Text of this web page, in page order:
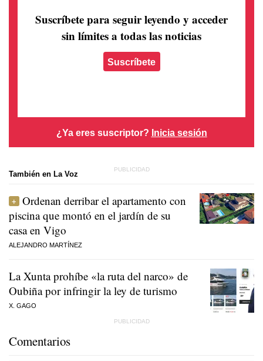
Suscríbete para seguir leyendo y acceder
sin límites a todas las noticias
Suscríbete
¿Ya eres suscriptor? Inicia sesión
También en La Voz
Ordenan derribar el apartamento con
piscina que montó en el jardín de su
casa en Vigo
ALEJANDRO MARTÍNEZ
La Xunta prohíbe «la ruta del narco» de
Oubiña por infringir la ley de turismo
X. GAGO
Comentarios